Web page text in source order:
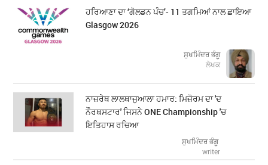
ਹਰਿਆਣਾ ਦਾ ‘ਗੋਲਡਨ ਪੰਚ’- 11 ਤਗਮਿਆਂ ਨਾਲ ਛਾਇਆ
Glasgow 2026
ਸੁਖਮਿੰਦਰ ਭੰਗੂ
ਲੇਖਕ
ਨਾਜ਼ਰੇਥ ਲਾਲਥਾਜੁਆਲਾ ਹਮਾਰ: ਮਿਜ਼ੋਰਮ ਦਾ 'ਦ
ਨੌਰਥਸਟਾਰ' ਜਿਸਨੇ ONE Championship 'ਚ
ਇਤਿਹਾਸ ਰਚਿਆ
ਸੁਖਮਿੰਦਰ ਭੰਗੂ
writer